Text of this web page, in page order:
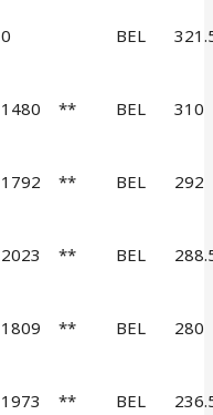
0 BEL
1480 ** BEL 310
1792 ** BEL 292
2023 ** BEL
1809 ** BEL 280
1973 ** BEL